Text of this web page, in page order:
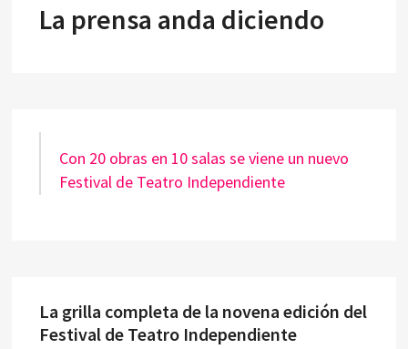
La prensa anda diciendo
Con 20 obras en 10 salas se viene un nuevo
Festival de Teatro Independiente
La grilla completa de la novena edición del
Festival de Teatro Independiente